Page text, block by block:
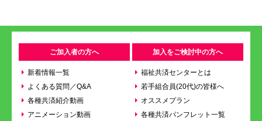
ご加入者の方へ
新着情報一覧
よくある質問／Q&A
各種共済紹介動画
アニメーション動画
加入をご検討中の方へ
福祉共済センターとは
若手組合員(20代)の皆様へ
オススメプラン
各種共済パンフレット一覧